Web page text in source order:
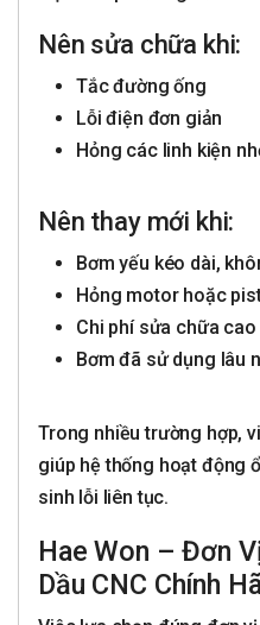
Nên sửa chữa khi:
Tắc đường ống
Lỗi điện đơn giản
Hỏng các linh kiện
Nên thay mới khi:
Bơm yếu kéo dài,
Hỏng motor hoặc
Chi phí sửa chữa
Bơm đã sử dụng lâu
Trong nhiều trường hợp,
giúp hệ thống hoạt động
sinh lỗi liên tục.
Hae Won – Đơn
Dầu CNC Chính